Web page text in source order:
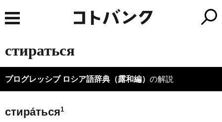
стираться
プログレッシブ ロシア語辞典（露和編） の解説
стира́ться1